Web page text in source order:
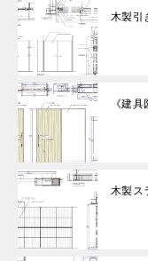
木製引
《建
木製ス